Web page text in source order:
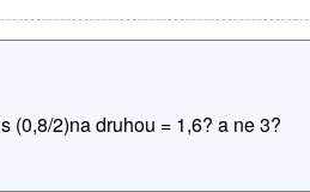
(0,8/2)na druhou = 1,6? a ne 3?